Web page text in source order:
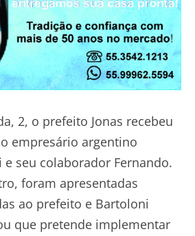
2, o prefeito Jonas recebeu
empresário argentino
seu colaborador Fernando.
foram apresentadas
ao prefeito e Bartoloni
que pretende implementar